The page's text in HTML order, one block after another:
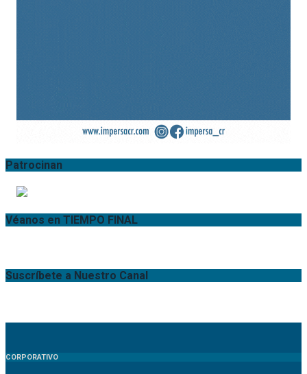
Patrocinan
Véanos en TIEMPO FINAL
Suscríbete a Nuestro Canal
CORPORATIVO